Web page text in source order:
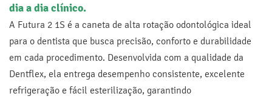
dia a dia clínico.
A Futura 2 1S é a caneta de alta rotação odontológica ideal
para o dentista que busca precisão, conforto e durabilidade
em cada procedimento. Desenvolvida com a qualidade da
Dentflex, ela entrega desempenho consistente, excelente
refrigeração e fácil esterilização, garantindo